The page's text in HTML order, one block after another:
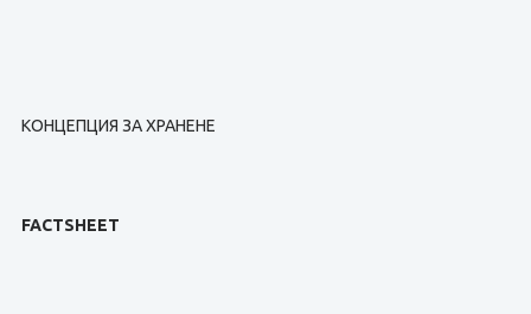
КОНЦЕПЦИЯ ЗА ХРАНЕНЕ
FACTSHEET